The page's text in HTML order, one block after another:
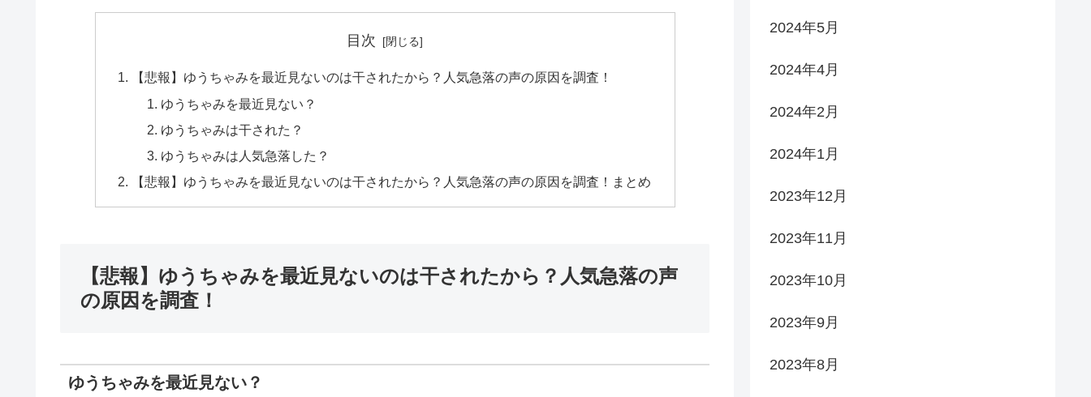
目次
【悲報】ゆうちゃみを最近見ないのは干されたから？人気急落の声の原因を調査！
ゆうちゃみを最近見ない？
ゆうちゃみは干された？
ゆうちゃみは人気急落した？
【悲報】ゆうちゃみを最近見ないのは干されたから？人気急落の声の原因を調査！まとめ
【悲報】ゆうちゃみを最近見ないのは干されたから？人気急落の声
の原因を調査！
ゆうちゃみを最近見ない？
2024年5月
2024年4月
2024年2月
2024年1月
2023年12月
2023年11月
2023年10月
2023年9月
2023年8月